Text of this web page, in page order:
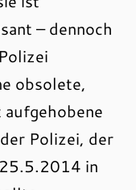
– dennoch
obsolete,
Polizei, der
in